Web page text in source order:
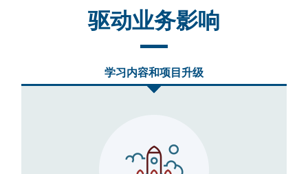
驱动业务影响
学习内容和项目升级